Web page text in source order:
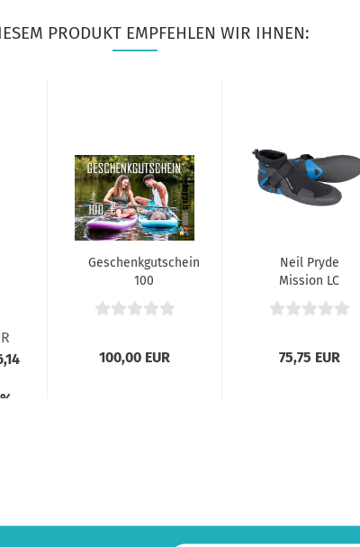
PRODUKT EMPFEHLEN WIR IHNEN:
Geschenkgutschein
100
100,00 EUR
Neil Pryde
Mission LC
Round 3mm
75,75 EUR